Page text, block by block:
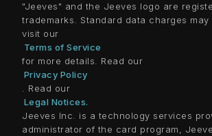
"Jeeves" and the Jeeves logo are
trademarks. Standard data charges may
visit our
Terms of Service
for more details. Read our
Privacy Policy
. Read our
Legal Notices.
Jeeves Inc. is a technology services
administrator of the card program,